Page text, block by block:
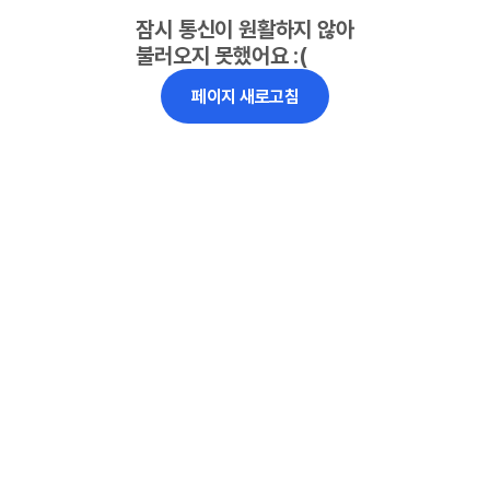
잠시 통신이 원활하지 않아
불러오지 못했어요 :(
페이지 새로고침